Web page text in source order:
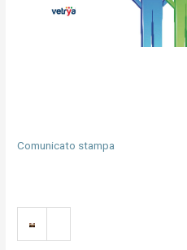
Comunicato stampa